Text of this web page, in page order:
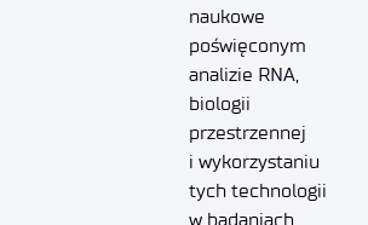
naukowe
poświęconym
analizie RNA,
biologii
przestrzennej
i wykorzystaniu
tych technologii
w badaniach